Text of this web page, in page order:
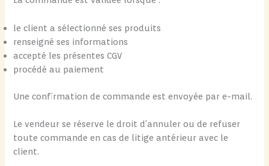
le client a sélectionné ses produits
renseigné ses informations
accepté les présentes CGV
procédé au paiement
Une confirmation de commande est envoyée par e-mail.
Le vendeur se réserve le droit d’annuler ou de refuser
toute commande en cas de litige antérieur avec le
client.